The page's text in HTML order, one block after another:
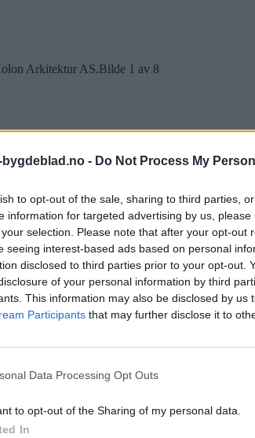
- Do Not Process My
to opt-out of the sale, sharing to third parties,
information for targeted advertising by us,
selection. Please note that after your opt-out
seeing interest-based ads based on personal
disclosed to third parties prior to your opt-out.
of your personal information by third
This information may also be disclosed by us
Participants that may further disclose it to
Data Processing Opt Outs
to opt-out of the Sharing of my personal data.
In
Arkitektur AS.Bilde 1 av 8